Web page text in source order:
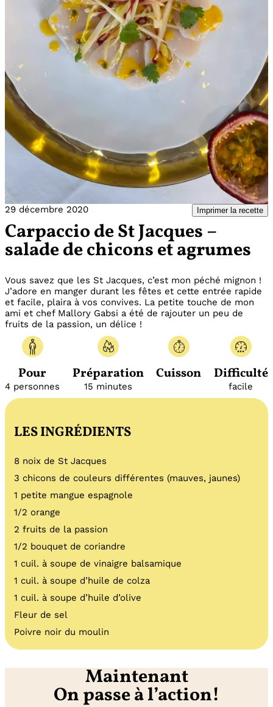
29 décembre 2020 Imprimer la recette
Carpaccio de St Jacques –
salade de chicons et agrumes
Vous savez que les St Jacques, c’est mon péché mignon !
J’adore en manger durant les fêtes et cette entrée rapide
et facile, plaira à vos convives. La petite touche de mon
ami et chef Mallory Gabsi a été de rajouter un peu de
fruits de la passion, un délice !
Pour
4 personnes
Préparation
15 minutes
Cuisson Difficulté
facile
LES INGRÉDIENTS
8 noix de St Jacques
3 chicons de couleurs différentes (mauves, jaunes)
1 petite mangue espagnole
1/2 orange
2 fruits de la passion
1/2 bouquet de coriandre
1 cuil. à soupe de vinaigre balsamique
1 cuil. à soupe d’huile de colza
1 cuil. à soupe d’huile d’olive
Fleur de sel
Poivre noir du moulin
Maintenant
On passe à l’action!